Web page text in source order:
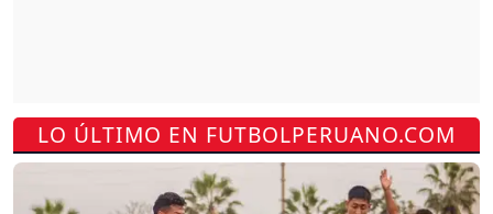
LO ÚLTIMO EN FUTBOLPERUANO.COM